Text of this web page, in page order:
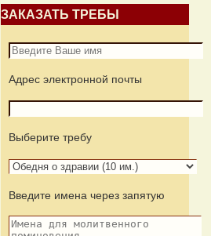
ЗАКАЗАТЬ ТРЕБЫ
Адрес электронной почты
Выберите требу
Введите имена через запятую